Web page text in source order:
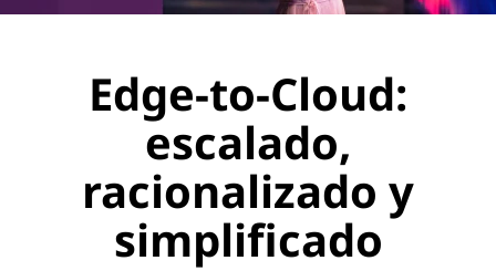
Edge-to-Cloud:
escalado,
racionalizado y
simplificado